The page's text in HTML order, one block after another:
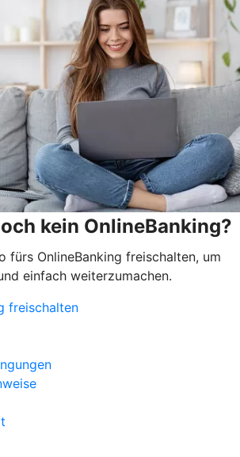
kein OnlineBanking?
fürs OnlineBanking freischalten, um
einfach weiterzumachen.
freischalten